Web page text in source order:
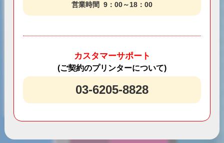
営業時間 9：00～18：00
カスタマーサポート
(ご契約のプリンターについて)
03-6205-8828